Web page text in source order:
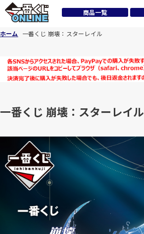
商品一覧
ホーム 一番くじ 崩壊：スターレイル
一番くじ 崩壊：スターレイル